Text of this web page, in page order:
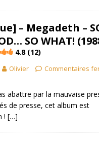
– Megadeth –
SO WHAT!
4.8 (12)
Olivier Commentaires
abattre par la mauvaise
de presse, cet album est
! […]